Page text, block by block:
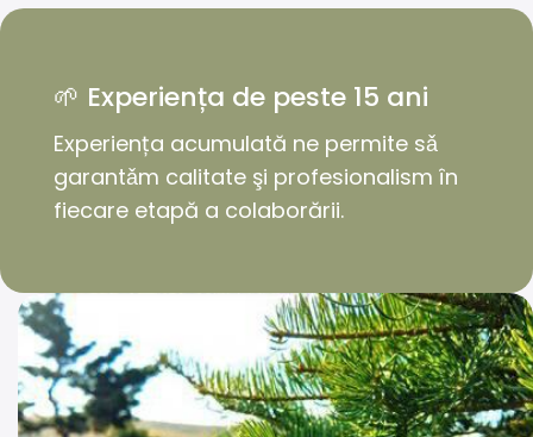
🌱 Experiența de peste 15 ani
Experiența acumulată ne permite sǎ
garantǎm calitate şi profesionalism în
fiecare etapă a colaborării.